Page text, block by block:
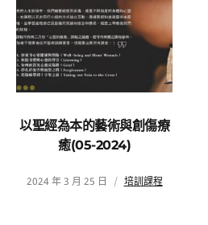
以聖經為本的藝術與創傷療
癒(05-2024)
2024 年 3 月 25 日 培訓課程